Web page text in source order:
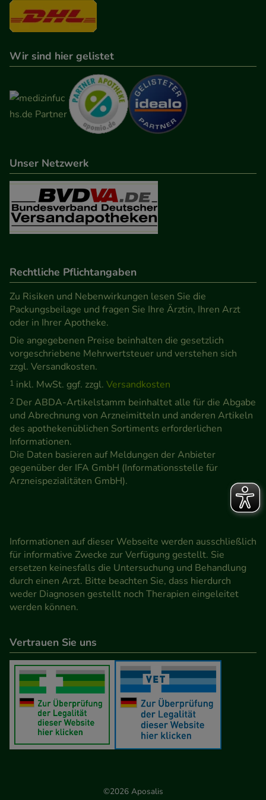
auch auf Ihre Bedürfnisse zugeschrittene Inhalte
anzuzeigen und unser Partnerprogramm zu
Statistik & Tracking:Hierüber lassen sich
Informationen über die Art und Weise der Nutzung
unserer Website sammeln, mit deren Hilfe wir
unsere Website weiter für Sie optimieren können,
den Inhalt auf unserer Website aber auch die
zu gestalten. Bitte beachten Sie, dass Daten hierfür
teilweise an Dritte wie z.B. Google oder soziale
Medien übertragen werden.
Wir sind hier gelistet
Unser Netzwerk
Rechtliche Pflichtangaben
Zu Risiken und Nebenwirkungen lesen Sie die
Packungsbeilage und fragen Sie Ihre Ärztin, Ihren Arzt
oder in Ihrer Apotheke.
Die angegebenen Preise beinhalten die gesetzlich
vorgeschriebene Mehrwertsteuer und verstehen sich
zzgl. Versandkosten.
1 inkl. MwSt. ggf. zzgl. Versandkosten
2 Der ABDA-Artikelstamm beinhaltet alle für die Abgabe
und Abrechnung von Arzneimitteln und anderen Artikeln
des apothekenüblichen Sortiments erforderlichen
Informationen.
Die Daten basieren auf Meldungen der Anbieter
gegenüber der IFA GmbH (Informationsstelle für
Arzneispezialitäten GmbH).
Informationen auf dieser Webseite werden ausschließlich
für informative Zwecke zur Verfügung gestellt. Sie
ersetzen keinesfalls die Untersuchung und Behandlung
durch einen Arzt. Bitte beachten Sie, dass hierdurch
weder Diagnosen gestellt noch Therapien eingeleitet
werden können.
Vertrauen Sie uns
©2026 Aposalis